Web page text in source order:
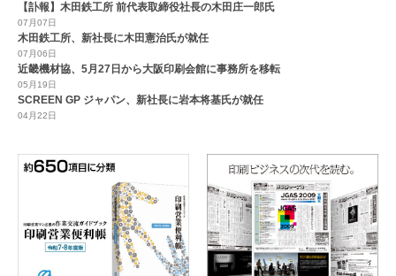
【訃報】木田鉄工所 前代表取締役社長の木田庄一郎氏
07月07日
木田鉄工所、新社長に木田憲治氏が就任
07月06日
近畿機材協、5月27日から大阪印刷会館に事務所を移転
05月19日
SCREEN GP ジャパン、新社長に岩本将基氏が就任
04月22日